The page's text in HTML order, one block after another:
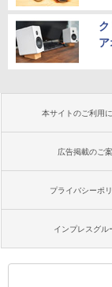
本サイトのご利用
広告掲載のご
プライバシーポ
インプレスグル